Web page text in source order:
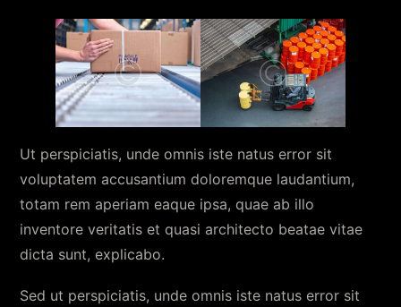
Ut perspiciatis, unde omnis iste natus error sit
voluptatem accusantium doloremque laudantium,
totam rem aperiam eaque ipsa, quae ab illo
inventore veritatis et quasi architecto beatae vitae
dicta sunt, explicabo.
Sed ut perspiciatis, unde omnis iste natus error sit